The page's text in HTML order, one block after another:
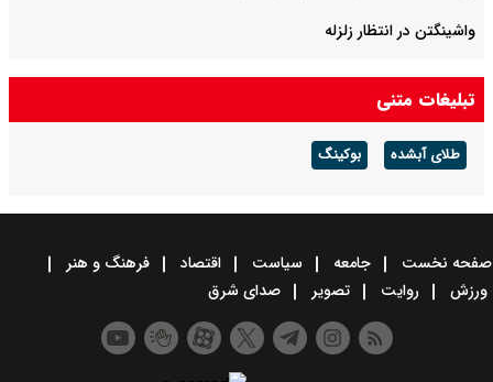
واشینگتن در انتظار زلزله
«پیمان مکه»، کد آغاز آرایش جدید امنیتی در منطقه؟
تبلیغات متنی
طلای آبشده بوکینگ
صفحه نخست جامعه سیاست اقتصاد
فرهنگ و هنر
ورزش
روایت تصویر صدای شرق